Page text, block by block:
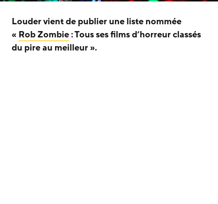
Louder vient de publier une liste nommée
« Rob Zombie: Tous ses films d’horreur classés
du pire au meilleur ».